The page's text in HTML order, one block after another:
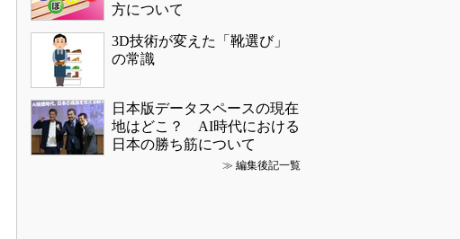
方について
3D技術が変えた「靴選び」
の常識
日本版データスペースの現在
地はどこ？ AI時代における
日本の勝ち筋について
≫ 編集後記一覧